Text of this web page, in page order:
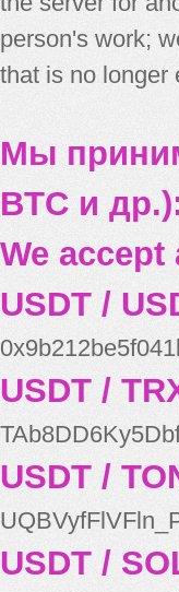
person's work;
that is no longer
Мы
BTC и
We accept
USDT /
USDT /
USDT /
USDT /